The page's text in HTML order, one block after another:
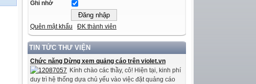
Ghi nhớ
Quên mật khẩu ĐK thành viên
TIN TỨC THƯ VIỆN
Chức năng Dừng xem quảng cáo trên violet.vn
Kính chào các thầy, cô! Hiện tại, kinh phí
duy trì hệ thống dựa chủ yếu vào việc đặt quảng cáo